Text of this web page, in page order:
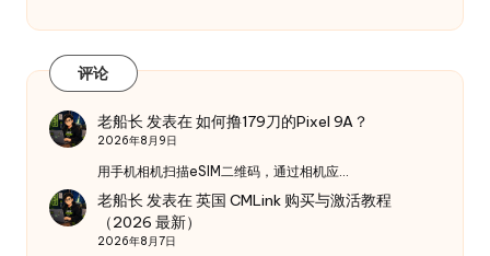
评论
老船长 发表在如何撸179刀的Pixel 9A？
2026年8月9日
用手机相机扫描eSIM二维码，通过相机应…
老船长 发表在英国 CMLink 购买与激活教程
（2026 最新）
2026年8月7日